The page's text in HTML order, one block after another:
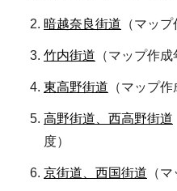
暗越奈良街道 （マッ
竹内街道 （マップ作
東高野街道 （マップ
高野街道、西高野街道
度）
京街道、西国街道 （